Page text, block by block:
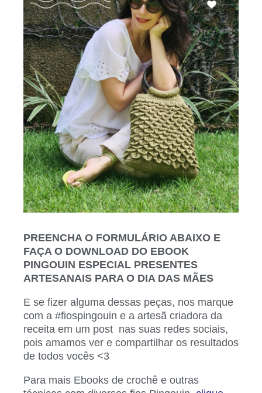
PREENCHA O FORMULÁRIO ABAIXO E
FAÇA O DOWNLOAD DO EBOOK
PINGOUIN ESPECIAL PRESENTES
ARTESANAIS PARA O DIA DAS MÃES
E se fizer alguma dessas peças, nos marque
com a #fiospingouin e a artesã criadora da
receita em um post nas suas redes sociais,
pois amamos ver e compartilhar os resultados
de todos vocês <3
Para mais Ebooks de crochê e outras